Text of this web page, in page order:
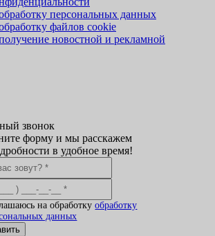
персональных данных
файлов cookie
новостной и рекламной
звонок
форму и мы расскажем
в удобное время!
на обработкуобработку
данных